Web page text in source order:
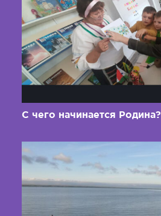
С чего начинается Родина?